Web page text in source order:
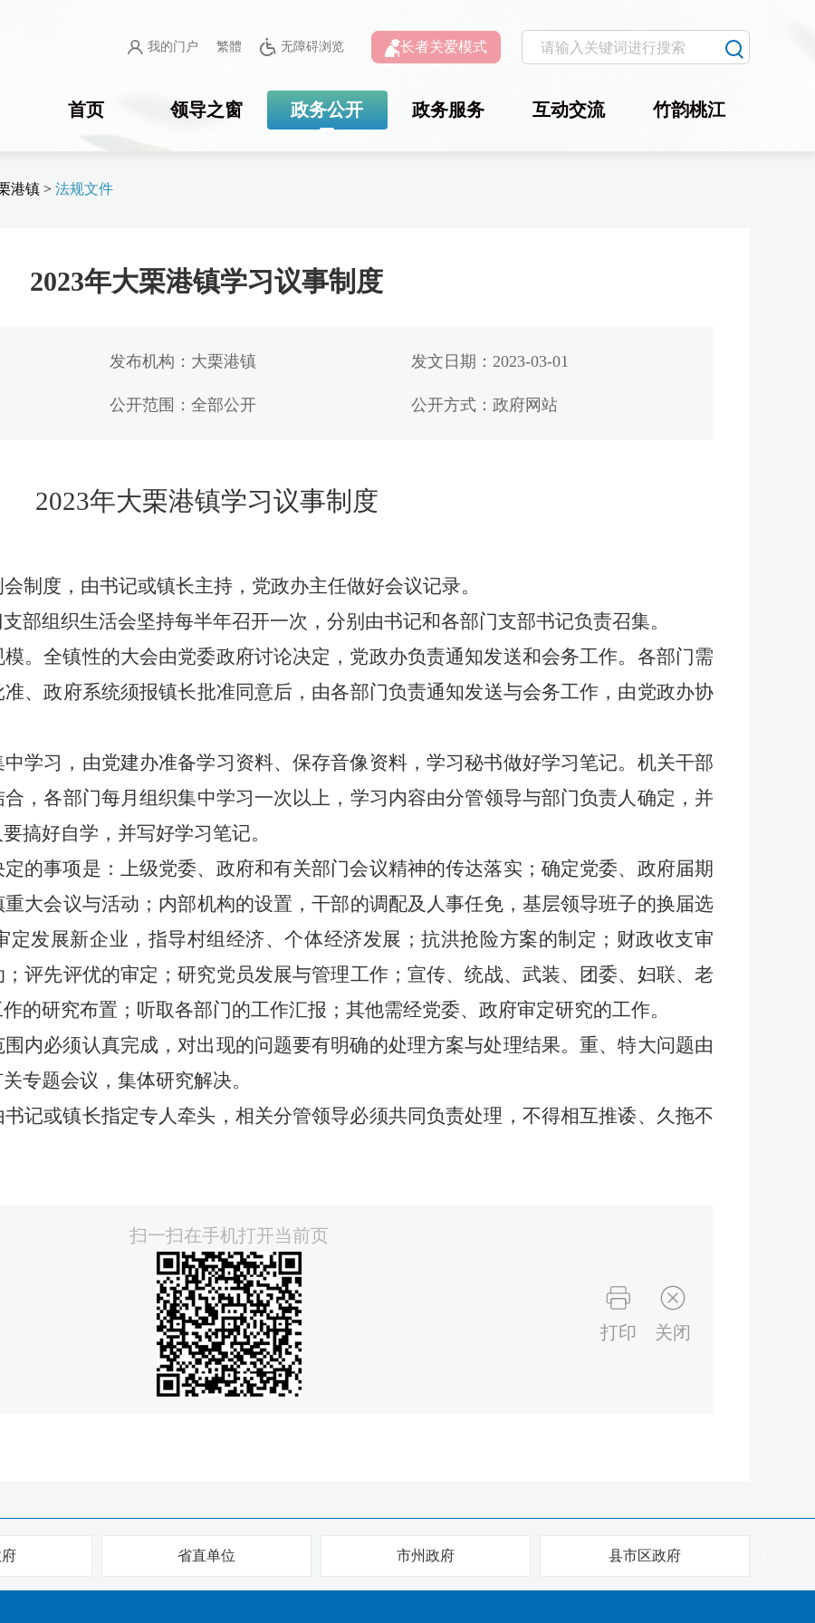
我的门户 繁體 无障碍浏览 长者关爱模式
首页 领导之窗 政务公开 政务服务 互动交流 竹韵桃江
港镇 > 法规文件
2023年大栗港镇学习议事制度
发布机构：大栗港镇 发文日期：2023-03-01
公开范围：全部公开 公开方式：政府网站
2023年大栗港镇学习议事制度
制度，由书记或镇长主持，党政办主任做好会议记录。
部组织生活会坚持每半年召开一次，分别由书记和各部门支部书记负责召集。
。全镇性的大会由党委政府讨论决定，党政办负责通知发送和会务工作。各部门需
、政府系统须报镇长批准同意后，由各部门负责通知发送与会务工作，由党政办协
学习，由党建办准备学习资料、保存音像资料，学习秘书做好学习笔记。机关干部
，各部门每月组织集中学习一次以上，学习内容由分管领导与部门负责人确定，并
搞好自学，并写好学习笔记。
的事项是：上级党委、政府和有关部门会议精神的传达落实；确定党委、政府届期
大会议与活动；内部机构的设置，干部的调配及人事任免，基层领导班子的换届选
发展新企业，指导村组经济、个体经济发展；抗洪抢险方案的制定；财政收支审
评先评优的审定；研究党员发展与管理工作；宣传、统战、武装、团委、妇联、老
的研究布置；听取各部门的工作汇报；其他需经党委、政府审定研究的工作。
内必须认真完成，对出现的问题要有明确的处理方案与处理结果。重、特大问题由
专题会议，集体研究解决。
记或镇长指定专人牵头，相关分管领导必须共同负责处理，不得相互推诿、久拖不
扫一扫在手机打开当前页
打印 关闭
省直单位 市州政府 县市区政府